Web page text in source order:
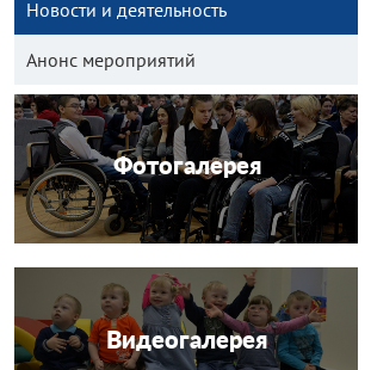
Новости и деятельность
Анонс мероприятий
Фотогалерея
Видеогалерея